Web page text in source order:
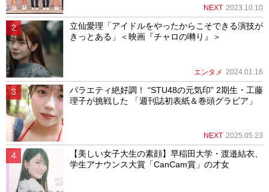
NEXT 2023.10.10
立仙愛理「アイドルをやったからこそできる演技が
きっとある」＜映画『チャロの囀り』＞
エンタメ 2024.01.16
バラエティ絶好調！ “STU48の元気印” 2期生・工藤
理子が挑戦した 「週刊誌初表紙＆巻頭グラビア」
NEXT 2025.05.23
【美しい女子大生の素顔】早稲田大学・渡邉結衣、
学生アナウンス大賞「CanCam賞」の才女